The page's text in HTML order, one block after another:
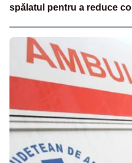
spălatul pentru a reduce